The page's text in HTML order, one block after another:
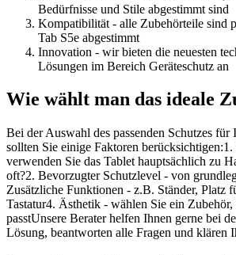
Bedürfnisse und Stile abgestimmt sind
Kompatibilität - alle Zubehörteile sind
Tab S5e abgestimmt
Innovation - wir bieten die neuesten
Lösungen im Bereich Geräteschutz an
Wie wählt man das ideale
Bei der Auswahl des passenden Schutzes für
sollten Sie einige Faktoren
verwenden Sie das Tablet hauptsächlich zu
oft?2. Bevorzugter Schutzlevel - von
Zusätzliche Funktionen - z.B. Ständer, Platz
Tastatur4. Ästhetik - wählen Sie ein
passtUnsere Berater helfen Ihnen gerne bei
Lösung, beantworten alle Fragen und klären